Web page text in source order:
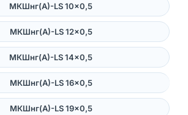
МКШнг(А)-LS 10×0,5
МКШнг(А)-LS 12×0,5
МКШнг(А)-LS 14×0,5
МКШнг(А)-LS 16×0,5
МКШнг(А)-LS 19×0,5